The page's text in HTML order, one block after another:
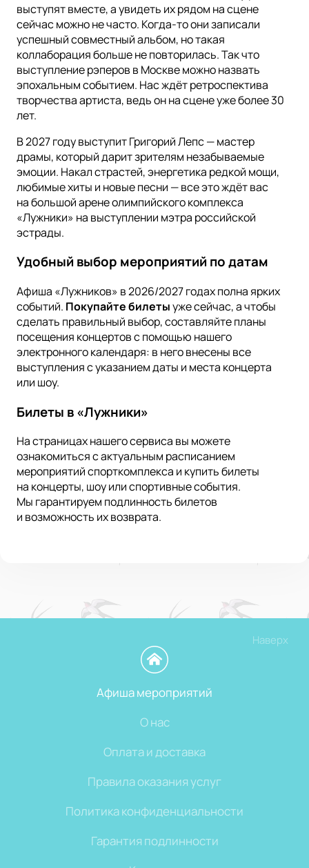
выступят вместе, а увидеть их рядом на сцене
сейчас можно не часто. Когда-то они записали
успешный совместный альбом, но такая
коллаборация больше не повторилась. Так что
выступление рэперов в Москве можно назвать
эпохальным событием. Нас ждёт ретроспектива
творчества артиста, ведь он на сцене уже более 30
лет.
В 2027 году выступит Григорий Лепс — мастер
драмы, который дарит зрителям незабываемые
эмоции. Накал страстей, энергетика редкой мощи,
любимые хиты и новые песни — все это ждёт вас
на большой арене олимпийского комплекса
«Лужники» на выступлении мэтра российской
эстрады.
Удобный выбор мероприятий по датам
Афиша «Лужников» в 2026/2027 годах полна ярких
событий. Покупайте билетыуже сейчас, а чтобы
сделать правильный выбор, составляйте планы
посещения концертов с помощью нашего
электронного календаря: в него внесены все
выступления с указанием даты и места концерта
или шоу.
Билеты в «Лужники»
На страницах нашего сервиса вы можете
ознакомиться с актуальным расписанием
мероприятий спорткомплекса и купить билеты
на концерты, шоу или спортивные события.
Мы гарантируем подлинность билетов
и возможность их возврата.
Наверх
Афиша мероприятий
О нас
Оплата и доставка
Правила оказания услуг
Политика конфиденциальности
Гарантия подлинности